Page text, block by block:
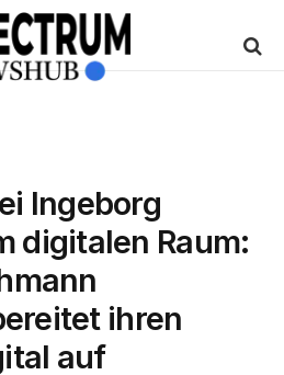
Ingeborg
digitalen Raum:
ihren
auf